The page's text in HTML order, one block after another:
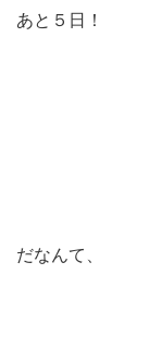
あと５日！
だなんて、